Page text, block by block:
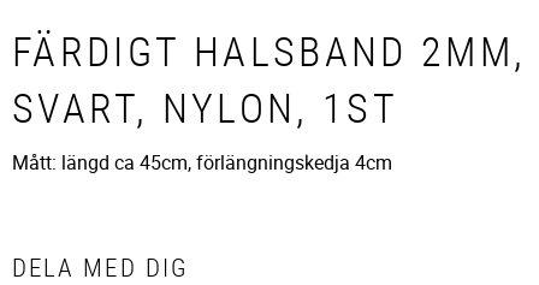
FÄRDIGT HALSBAND 2MM,
SVART, NYLON, 1ST
Mått: längd ca 45cm, förlängningskedja 4cm
DELA MED DIG